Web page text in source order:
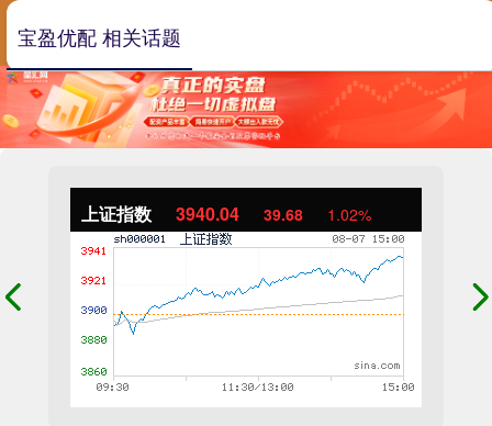
上证指数 3940.04 39.68 1.02%
宝盈优配 相关话题